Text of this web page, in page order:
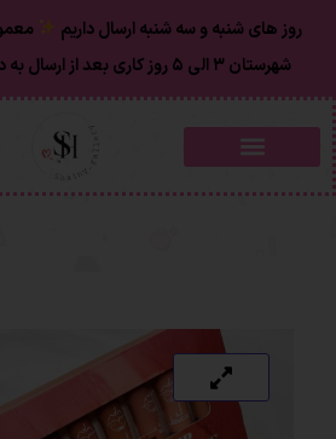
روز های شنبه و سه شنبه ارسال داریم
شهرستان ۳ الی ۵ روز کاری بعد از ارسال به دستتون خواهد رسید